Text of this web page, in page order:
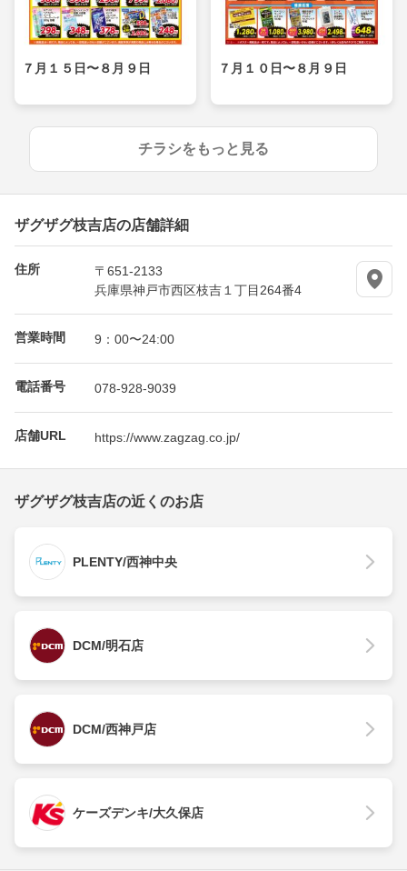
７月１５日〜８月９日 ７月１０日〜８月９日
チラシをもっと見る
ザグザグ枝吉店の店舗詳細
住所
〒651-2133
兵庫県神戸市西区枝吉１丁目264番4
営業時間 9：00〜24:00
電話番号 078-928-9039
店舗URL https://www.zagzag.co.jp/
ザグザグ枝吉店の近くのお店
PLENTY/西神中央
DCM/明石店
DCM/西神戸店
ケーズデンキ/大久保店